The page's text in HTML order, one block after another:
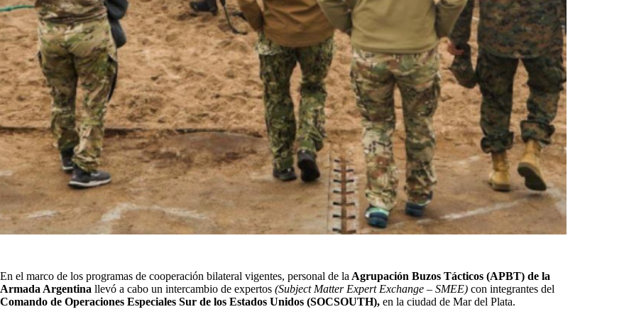
En el marco de los programas de cooperación bilateral vigentes, personal de la Agrupación Buzos Tácticos (APBT) de la
Armada Argentina llevó a cabo un intercambio de expertos (Subject Matter Expert Exchange – SMEE) con integrantes del
Comando de Operaciones Especiales Sur de los Estados Unidos (SOCSOUTH), en la ciudad de Mar del Plata.